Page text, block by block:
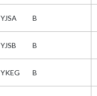
YJSA B
YJSB B
YKEG B